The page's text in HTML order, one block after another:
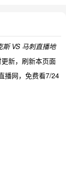
斯 VS 马刺直播地
新，刷新本页面
播网，免费看7/24